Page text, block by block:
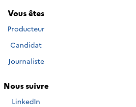
Vous êtes
Producteur
Candidat
Journaliste
Nous suivre
Nous suivre sur
LinkedIn